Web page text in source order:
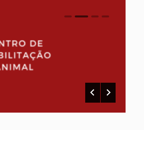
0 1 2